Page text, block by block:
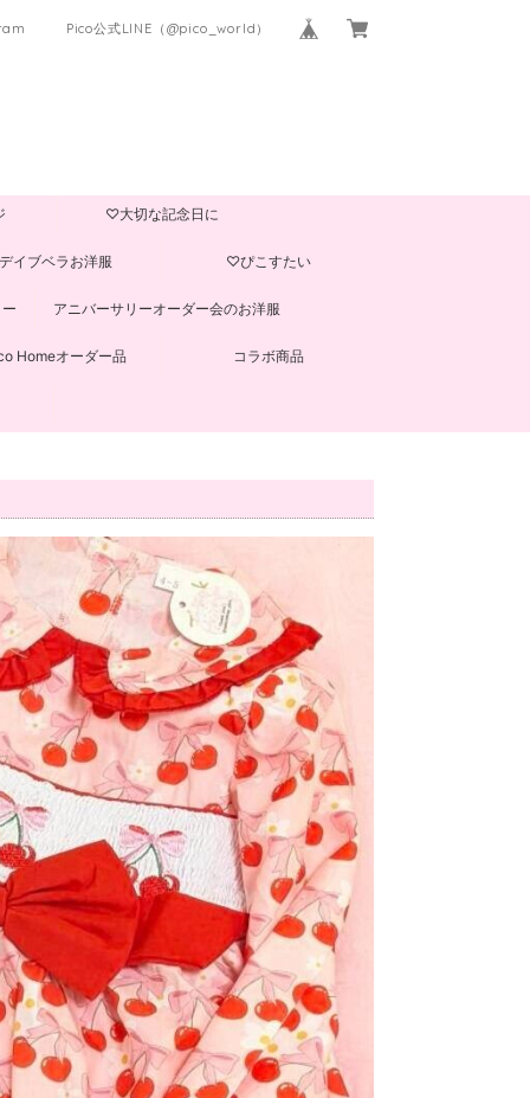
Pico公式LINE（@pico_world）
♡大切な記念日に
イブベラお洋服 ♡ぴこすたい
アニバーサリーオーダー会のお洋服
Homeオーダー品 コラボ商品